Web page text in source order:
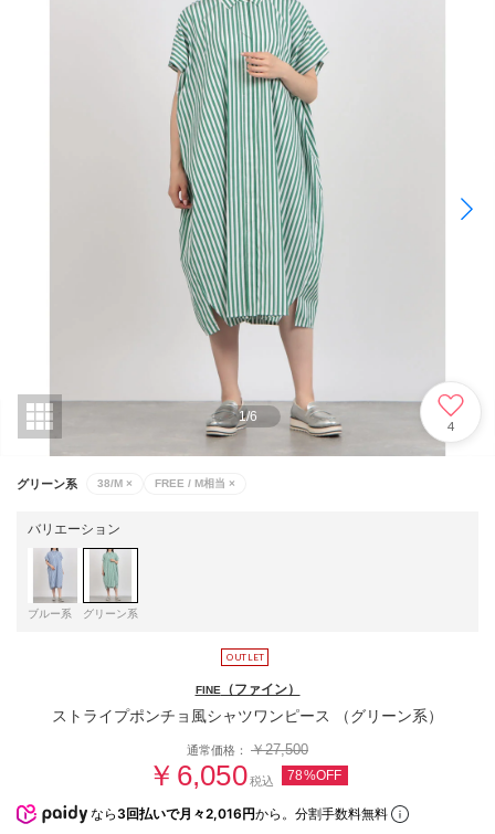
1/6
4
グリーン系 38/M × FREE / M相当 ×
バリエーション
ブルー系 グリーン系
FINE（ファイン）
ストライプポンチョ風シャツワンピース （グリーン系）
通常価格： ￥27,500
￥6,050税込 78%OFF
なら 3回払いで月々2,016円から。分割手数料無料